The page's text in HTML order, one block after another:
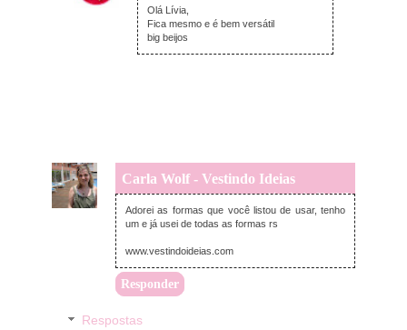
Olá Lívia,
Fica mesmo e é bem versátil
big beijos
Carla Wolf - Vestindo Ideias
sexta-feira, junho 23, 2017
Adorei as formas que você listou de usar, tenho
um e já usei de todas as formas rs
www.vestindoideias.com
Responder
Respostas